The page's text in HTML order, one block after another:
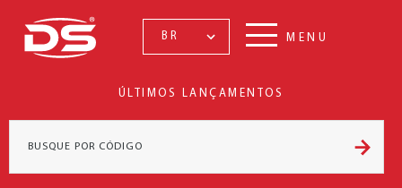
BR MENU
ÚLTIMOS LANÇAMENTOS